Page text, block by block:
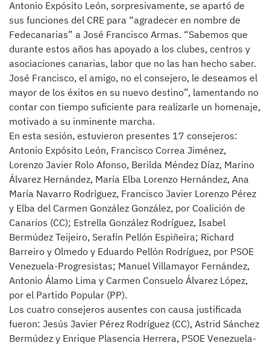
Antonio Expósito León, sorpresivamente, se apartó de
sus funciones del CRE para “agradecer en nombre de
Fedecanarias” a José Francisco Armas. “Sabemos que
durante estos años has apoyado a los clubes, centros y
asociaciones canarias, labor que no las han hecho saber.
José Francisco, el amigo, no el consejero, le deseamos el
mayor de los éxitos en su nuevo destino”, lamentando no
contar con tiempo suficiente para realizarle un homenaje,
motivado a su inminente marcha.
En esta sesión, estuvieron presentes 17 consejeros:
Antonio Expósito León, Francisco Correa Jiménez,
Lorenzo Javier Rolo Afonso, Berilda Méndez Díaz, Marino
Álvarez Hernández, María Elba Lorenzo Hernández, Ana
María Navarro Rodríguez, Francisco Javier Lorenzo Pérez
y Elba del Carmen González González, por Coalición de
Canarios (CC); Estrella González Rodríguez, Isabel
Bermúdez Teijeiro, Serafín Pellón Espiñeira; Richard
Barreiro y Olmedo y Eduardo Pellón Rodríguez, por PSOE
Venezuela-Progresistas; Manuel Villamayor Fernández,
Antonio Álamo Lima y Carmen Consuelo Álvarez López,
por el Partido Popular (PP).
Los cuatro consejeros ausentes con causa justificada
fueron: Jesús Javier Pérez Rodríguez (CC), Astrid Sánchez
Bermúdez y Enrique Plasencia Herrera, PSOE Venezuela-